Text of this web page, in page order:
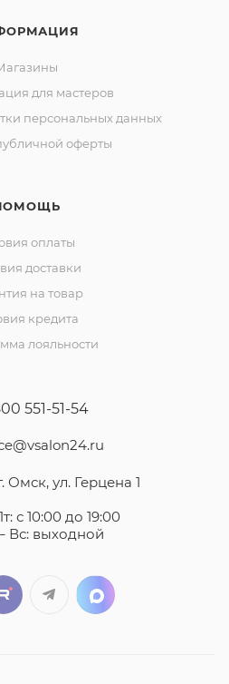
для мастеров
персональных данных
оферты
оплаты
доставки
на товар
кредита
лояльности
551-51-54
Омск, ул. Герцена 1
с 10:00 до 19:00
Вс: выходной